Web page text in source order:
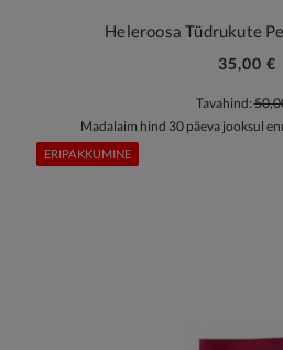
Heleroosa Tüdrukute
35,00 €
Tavahind:
Madalaim hind 30 päeva jooksul
ERIPAKKUMINE